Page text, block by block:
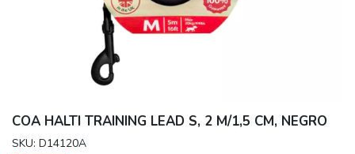
COA HALTI TRAINING LEAD S, 2 M/1,5 CM, NEGRO
SKU: D14120A